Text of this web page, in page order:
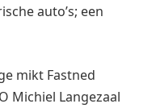
auto’s; een
mikt Fastned
Michiel Langezaal